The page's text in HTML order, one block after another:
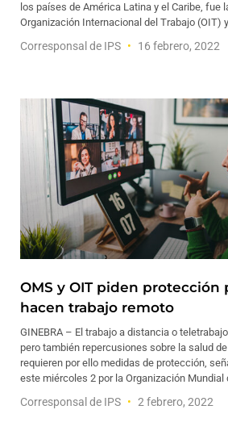
los países de América Latina y el Caribe, fue
Organización Internacional del Trabajo (OIT)
Corresponsal de IPS 16 febrero, 2022
OMS y OIT piden protección
hacen trabajo remoto
GINEBRA – El trabajo a distancia o
pero también repercusiones sobre la salud
requieren por ello medidas de protección,
este miércoles 2 por la Organización Mundial
Corresponsal de IPS 2 febrero, 2022